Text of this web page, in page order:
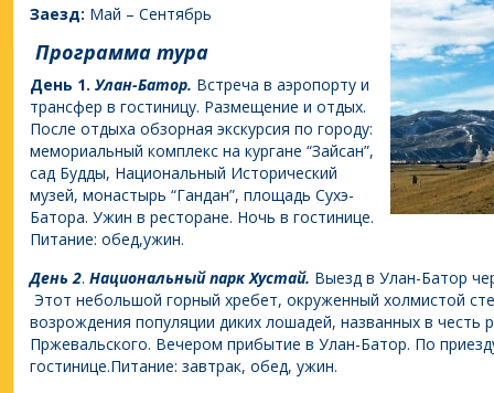
Заезд: Май – Сентябрь
Программа тура
День 1. Улан-Батор. Встреча в аэропорту и
трансфер в гостиницу. Размещение и отдых.
После отдыха обзорная экскурсия по городу:
мемориальный комплекс на кургане “Зайсан”,
сад Будды, Национальный Исторический
музей, монастырь “Гандан”, площадь Сухэ-
Батора. Ужин в ресторане. Ночь в гостинице.
Питание: обед,ужин.
День2. Национальный парк Хустай. Выезд в Улан-Батор
Этот небольшой горный хребет, окруженный холмистой
возрождения популяции диких лошадей, названных в честь
Пржевальского. Вечером прибытие в Улан-Батор. По
гостинице.Питание: завтрак, обед, ужин.